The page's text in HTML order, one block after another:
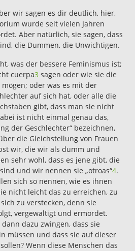
wir sagen es dir deutlich, hier,
wurde seit vielen Jahren
Aber natürlich, sie sagen, dass
die Dummen, die Unwichtigen.
was der bessere Feminismus ist;
cuerpa3 sagen oder wie sie die
oder was es mit der
auf sich hat, oder alle die
gibt, dass man sie nicht
ist nicht einmal genau das,
der Geschlechter“ bezeichnen,
die Gleichstellung von Frauen
wir, die wir als dumm und
sehr wohl, dass es jene gibt, die
und wir nennen sie „otroas“4.
sich so nennen, wie es ihnen
nicht leicht das zu erreichen, zu
zu verstecken, denn sie
vergewaltigt und ermordet.
dazu zwingen, dass sie
müssen und dass sie auf dieser
Wenn diese Menschen das